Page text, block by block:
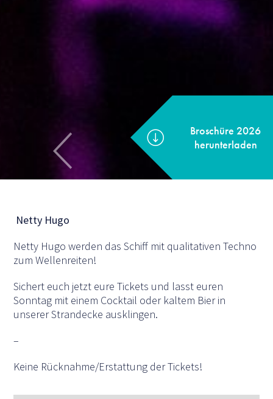
Netty Hugo
Netty Hugo werden das Schiff mit qualitativen Techno
zum Wellenreiten!
Sichert euch jetzt eure Tickets und lasst euren
Sonntag mit einem Cocktail oder kaltem Bier in
unserer Strandecke ausklingen.
–
Keine Rücknahme/Erstattung der Tickets!